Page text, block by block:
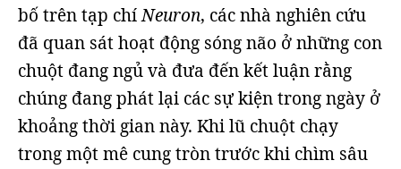
bố trên tạp chíNeuron, các nhà nghiên cứu
đã quan sát hoạt động sóng não ở những con
chuột đang ngủ và đưa đến kết luận rằng
chúng đang phát lại các sự kiện trong ngày ở
khoảng thời gian này. Khi lũ chuột chạy
trong một mê cung tròn trước khi chìm sâu